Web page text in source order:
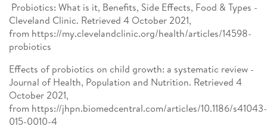
Probiotics: What is it, Benefits, Side Effects, Food & Types -
Cleveland Clinic. Retrieved 4 October 2021,
from https://my.clevelandclinic.org/health/articles/14598-
probiotics
Effects of probiotics on child growth: a systematic review -
Journal of Health, Population and Nutrition. Retrieved 4
October 2021,
from https://jhpn.biomedcentral.com/articles/10.1186/s41043-
015-0010-4